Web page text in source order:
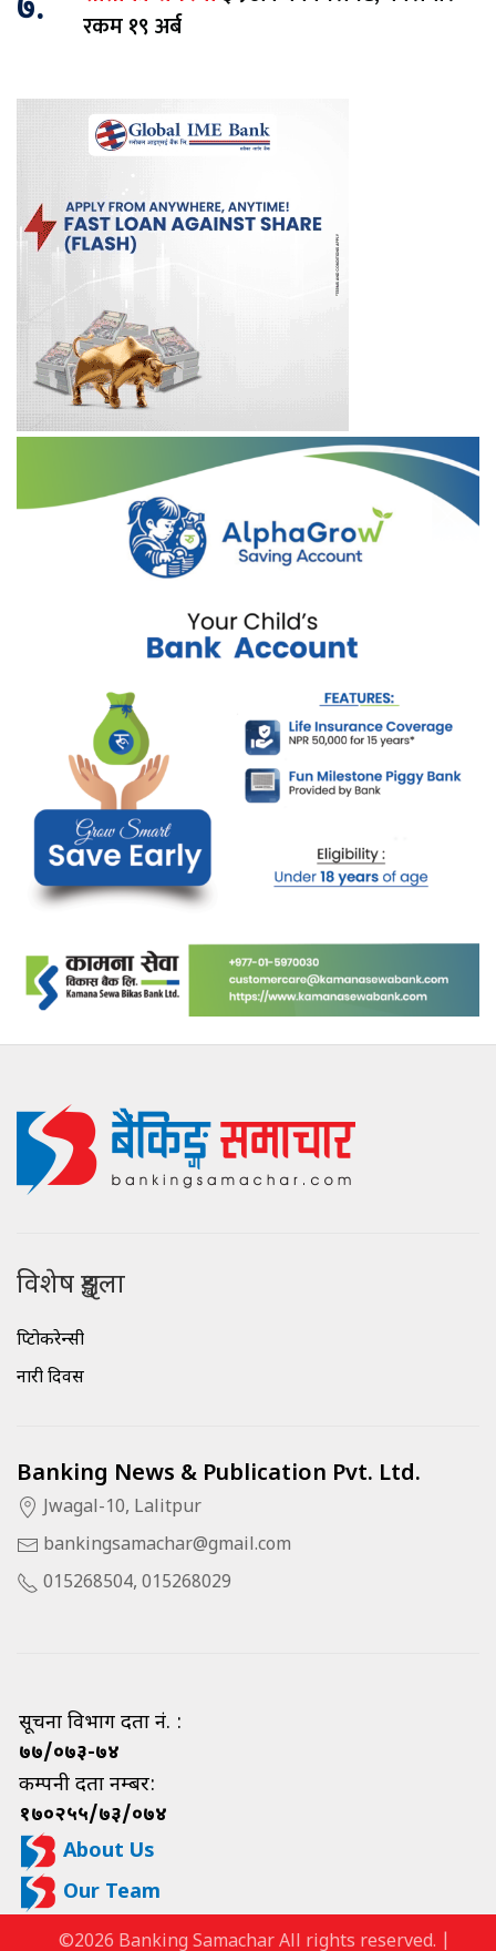
७.
रकम १९ अर्ब
विशेष शृङ्खला
क्रिप्टोकरेन्सी
नारी दिवस
Banking News & Publication Pvt. Ltd.
Jwagal-10, Lalitpur
bankingsamachar@gmail.com
015268504, 015268029
सूचना विभाग दर्ता नं. :
७७/०७३-७४
कम्पनी दर्ता नम्बर:
१७०२५५/७३/०७४
About Us
Our Team
©2026 Banking Samachar All rights reserved. |